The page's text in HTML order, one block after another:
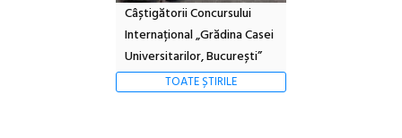
Câștigătorii Concursului
Internațional „Grădina Casei
Universitarilor, București”
TOATE ȘTIRILE